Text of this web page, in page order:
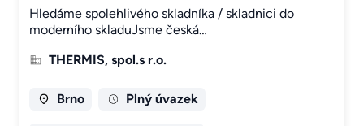
Hledáme spolehlivého skladníka / skladnici do
moderního skladuJsme česká…
THERMIS, spol.s r.o.
Brno Plný úvazek